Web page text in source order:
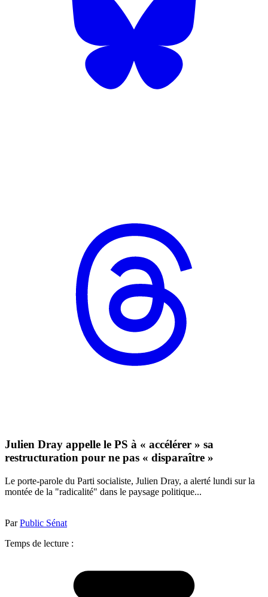
Julien Dray appelle le PS à « accélérer » sa
restructuration pour ne pas « disparaître »
Le porte-parole du Parti socialiste, Julien Dray, a alerté lundi sur la
montée de la "radicalité" dans le paysage politique...
ParPublic Sénat
Temps de lecture :